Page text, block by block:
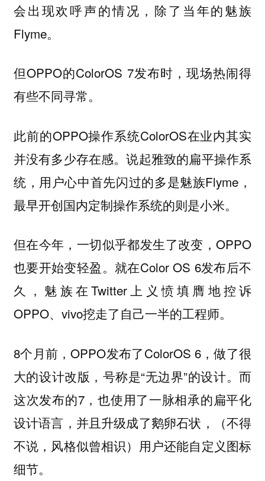
会出现欢呼声的情况，除了当年的魅族
Flyme。
但OPPO的ColorOS 7发布时，现场热闹得
有些不同寻常。
此前的OPPO操作系统ColorOS在业内其实
并没有多少存在感。说起雅致的扁平操作系
统，用户心中首先闪过的多是魅族Flyme，
最早开创国内定制操作系统的则是小米。
但在今年，一切似乎都发生了改变，OPPO
也要开始变轻盈。就在Color OS 6发布后不
久，魅族在Twitter上义愤填膺地控诉
OPPO、vivo挖走了自己一半的工程师。
8个月前，OPPO发布了ColorOS 6，做了很
大的设计改版，号称是“无边界”的设计。而
这次发布的7，也使用了一脉相承的扁平化
设计语言，并且升级成了鹅卵石状，（不得
不说，风格似曾相识）用户还能自定义图标
细节。